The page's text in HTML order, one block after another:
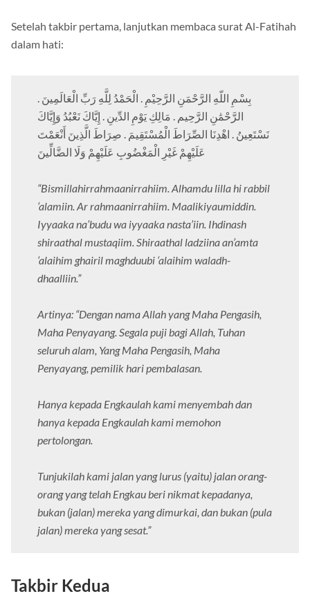
Setelah takbir pertama, lanjutkan membaca surat Al-Fatihah
dalam hati:
بِسْمِ اللّهِ الرَّحْمَنِ الرَّحِيْمِ . الْحَمْدُ لِلَّهِ رَبِّ الْعَالَمِينَ .
الرَّحْمَٰنِ الرَّحِيم . مَالِكِ يَوْمِ الدِّينِ . إِيَّاكَ نَعْبُدُ وَإِيَّاكَ
نَسْتَعِينُ . اهْدِنَا الصِّرَاطَ الْمُسْتَقِيمَ . صِرَاطَ الَّذِينَ أَنْعَمْتَ
عَلَيْهِمْ غَيْرِ الْمَغْضُوبِ عَلَيْهِمْ وَلَا الضَّالِّينَ
“Bismillahirrahmaanirrahiim. Alhamdu lilla hi rabbil
‘alamiin. Ar rahmaanirrahiim. Maalikiyaumiddin.
Iyyaaka na’budu wa iyyaaka nasta’iin. Ihdinash
shiraathal mustaqiim. Shiraathal ladziina an’amta
‘alaihim ghairil maghduubi ‘alaihim waladh-
dhaalliin.”
Artinya: “Dengan nama Allah yang Maha Pengasih,
Maha Penyayang. Segala puji bagi Allah, Tuhan
seluruh alam, Yang Maha Pengasih, Maha
Penyayang, pemilik hari pembalasan.
Hanya kepada Engkaulah kami menyembah dan
hanya kepada Engkaulah kami memohon
pertolongan.
Tunjukilah kami jalan yang lurus (yaitu) jalan orang-
orang yang telah Engkau beri nikmat kepadanya,
bukan (jalan) mereka yang dimurkai, dan bukan (pula
jalan) mereka yang sesat.”
Takbir Kedua